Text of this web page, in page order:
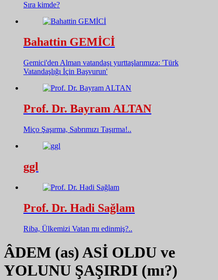
Sıra kimde?
Bahattin GEMİCİ
Gemici'den Alman vatandaşı yurttaşlarımıza: 'Türk
Vatandaşlığı İçin Başvurun'
Prof. Dr. Bayram ALTAN
Miço Şaşırma, Sabrımızı Taşırma!..
ggl
Prof. Dr. Hadi Sağlam
Riba, Ülkemizi Vatan mı edinmiş?..
ÂDEM (as) ASİ OLDU ve
YOLUNU ŞAŞIRDI (mı?)